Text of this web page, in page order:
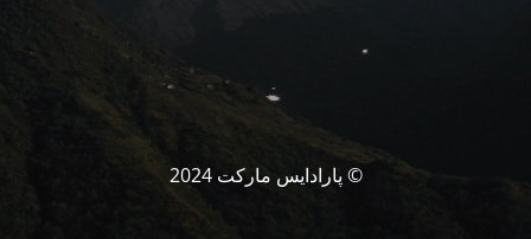
© پارادایس مارکت 2024